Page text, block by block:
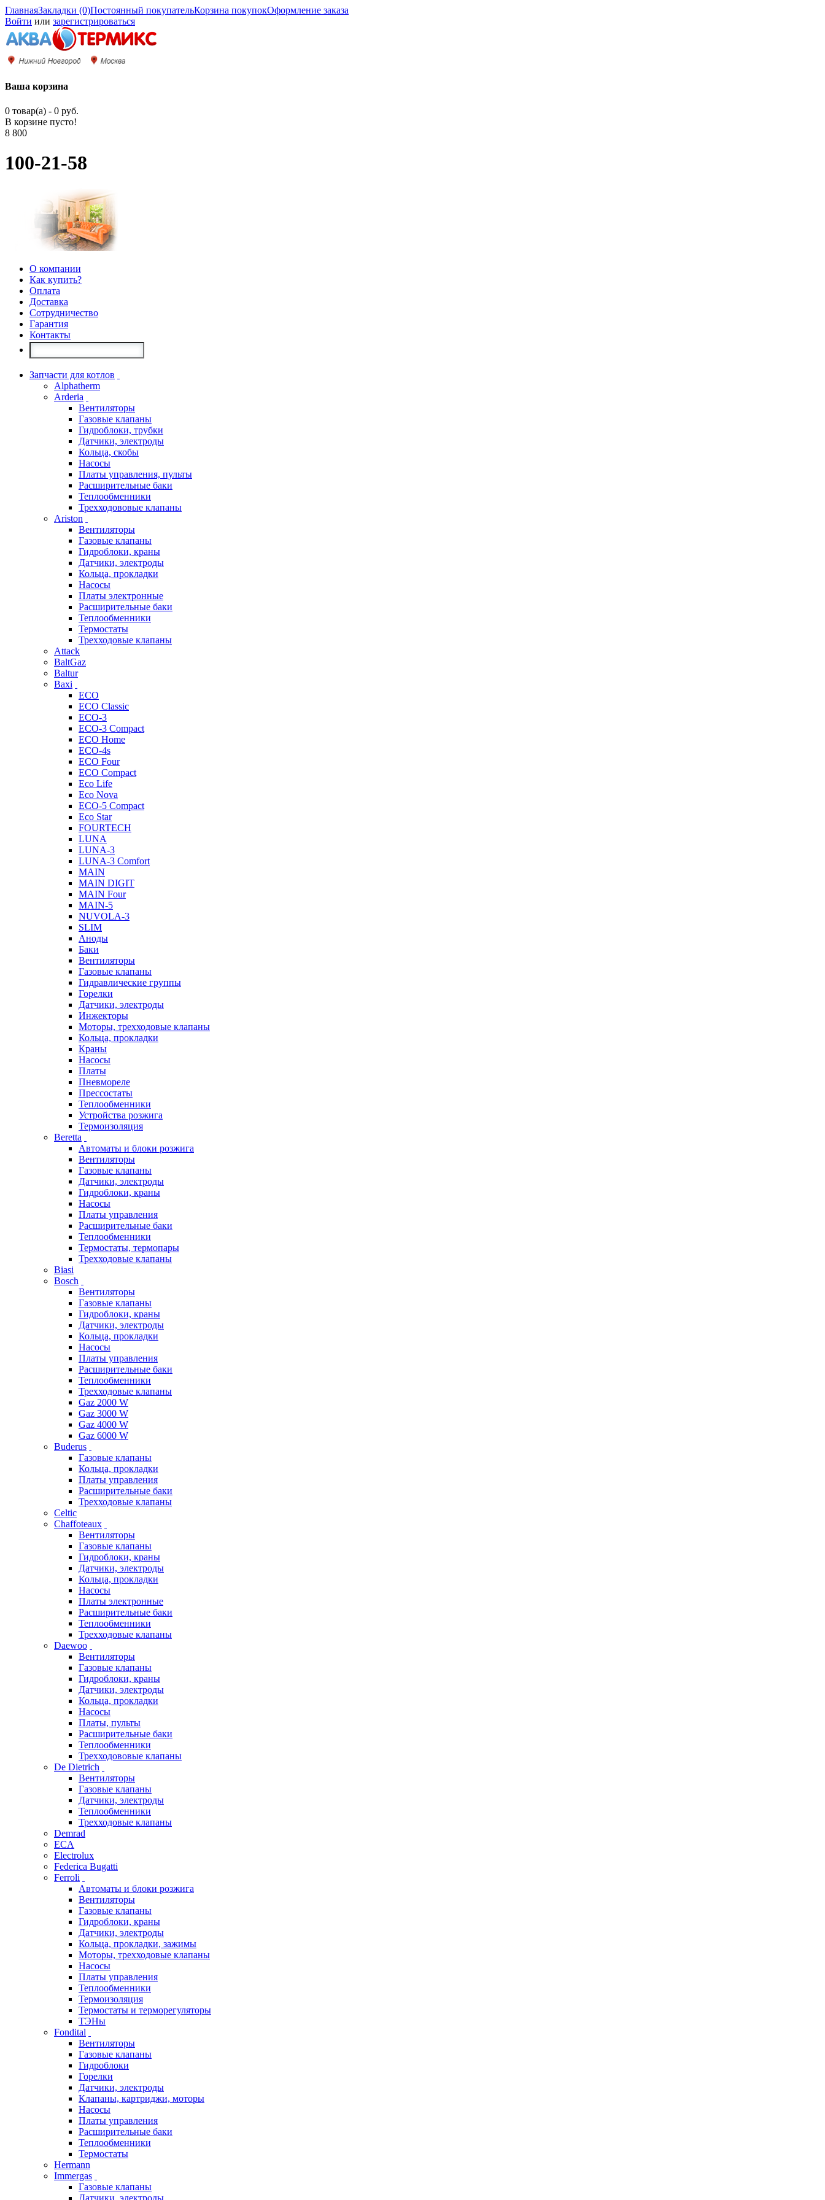
ГлавнаяЗакладки (0)Постоянный покупательКорзина покупокОформление заказа
Войти или зарегистрироваться
Ваша корзина
0 товар(а) - 0 руб.
В корзине пусто!
8 800
100-21-58
О компании
Как купить?
Оплата
Доставка
Сотрудничество
Гарантия
Контакты
Запчасти для котлов
Alphatherm
Arderia
Вентиляторы
Газовые клапаны
Гидроблоки, трубки
Датчики, электроды
Кольца, скобы
Насосы
Платы управления, пульты
Расширительные баки
Теплообменники
Трехходововые клапаны
Ariston
Вентиляторы
Газовые клапаны
Гидроблоки, краны
Датчики, электроды
Кольца, прокладки
Насосы
Платы электронные
Расширительные баки
Теплообменники
Термостаты
Трехходовые клапаны
Attack
BaltGaz
Baltur
Baxi
ECO
ECO Classic
ECO-3
ECO-3 Compact
ECO Home
ECO-4s
ECO Four
ECO Compact
Eco Life
Eco Nova
ECO-5 Compact
Eco Star
FOURTECH
LUNA
LUNA-3
LUNA-3 Comfort
MAIN
MAIN DIGIT
MAIN Four
MAIN-5
NUVOLA-3
SLIM
Аноды
Баки
Вентиляторы
Газовые клапаны
Гидравлические группы
Горелки
Датчики, электроды
Инжекторы
Моторы, трехходовые клапаны
Кольца, прокладки
Краны
Насосы
Платы
Пневмореле
Прессостаты
Теплообменники
Устройства розжига
Термоизоляция
Beretta
Автоматы и блоки розжига
Вентиляторы
Газовые клапаны
Датчики, электроды
Гидроблоки, краны
Насосы
Платы управления
Расширительные баки
Теплообменники
Термостаты, термопары
Трехходовые клапаны
Biasi
Bosch
Вентиляторы
Газовые клапаны
Гидроблоки, краны
Датчики, электроды
Кольца, прокладки
Насосы
Платы управления
Расширительные баки
Теплообменники
Трехходовые клапаны
Gaz 2000 W
Gaz 3000 W
Gaz 4000 W
Gaz 6000 W
Buderus
Газовые клапаны
Кольца, прокладки
Платы управления
Расширительные баки
Трехходовые клапаны
Celtic
Chaffoteaux
Вентиляторы
Газовые клапаны
Гидроблоки, краны
Датчики, электроды
Кольца, прокладки
Насосы
Платы электронные
Расширительные баки
Теплообменники
Трехходовые клапаны
Daewoo
Вентиляторы
Газовые клапаны
Гидроблоки, краны
Датчики, электроды
Кольца, прокладки
Насосы
Платы, пульты
Расширительные баки
Теплообменники
Трехходововые клапаны
De Dietrich
Вентиляторы
Газовые клапаны
Датчики, электроды
Теплообменники
Трехходовые клапаны
Demrad
ECA
Electrolux
Federica Bugatti
Ferroli
Автоматы и блоки розжига
Вентиляторы
Газовые клапаны
Гидроблоки, краны
Датчики, электроды
Кольца, прокладки, зажимы
Моторы, трехходовые клапаны
Насосы
Платы управления
Теплообменники
Термоизоляция
Термостаты и терморегуляторы
ТЭНы
Fondital
Вентиляторы
Газовые клапаны
Гидроблоки
Горелки
Датчики, электроды
Клапаны, картриджи, моторы
Насосы
Платы управления
Расширительные баки
Теплообменники
Термостаты
Hermann
Immergas
Газовые клапаны